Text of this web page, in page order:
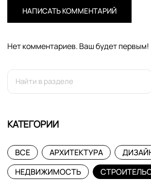
НАПИСАТЬ КОММЕНТАРИЙ
Нет комментариев. Ваш будет первым!
КАТЕГОРИИ
ВСЕ АРХИТЕКТУРА
НЕДВИЖИМОСТЬ